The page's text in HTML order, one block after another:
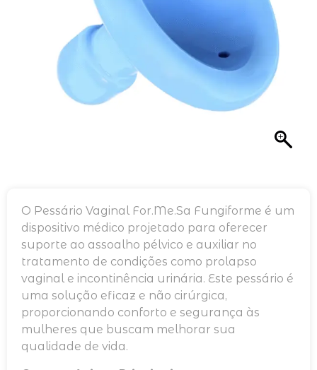
O Pessário Vaginal For.Me.Sa Fungiforme é um
dispositivo médico projetado para oferecer
suporte ao assoalho pélvico e auxiliar no
tratamento de condições como prolapso
vaginal e incontinência urinária. Este pessário é
uma solução eficaz e não cirúrgica,
proporcionando conforto e segurança às
mulheres que buscam melhorar sua
qualidade de vida.